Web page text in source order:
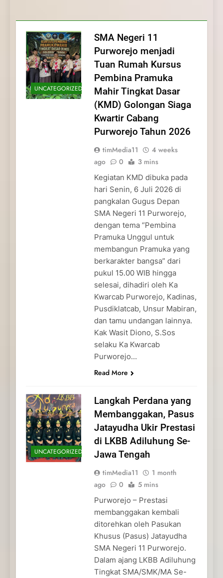
dan Pengabdian Generasi
Pramuka
Pramuka
Kepedulian
UNCATEGORIZED
SMA Negeri 11
Purworejo menjadi
Tuan Rumah Kursus
Pembina Pramuka
Mahir Tingkat Dasar
(KMD) Golongan Siaga
Kwartir Cabang
Purworejo Tahun 2026
timMedia11
4 weeks
ago
0 3 mins
Kegiatan KMD dibuka pada
hari Senin, 6 Juli 2026 di
pangkalan Gugus Depan
SMA Negeri 11 Purworejo,
dengan tema “Pembina
Pramuka Unggul untuk
membangun Pramuka yang
berkarakter bangsa” dari
pukul 15.00 WIB hingga
selesai, dihadiri oleh Ka
Kwarcab Purworejo, Kadinas,
Pusdiklatcab, Unsur Mabiran,
dan tamu undangan lainnya.
Kak Wasit Diono, S.Sos
selaku Ka Kwarcab
Purworejo…
Read More
UNCATEGORIZED
Langkah Perdana yang
Membanggakan, Pasus
Jatayudha Ukir Prestasi
di LKBB Adiluhung Se-
Jawa Tengah
timMedia11
1 month
ago
0 5 mins
Purworejo – Prestasi
membanggakan kembali
ditorehkan oleh Pasukan
Khusus (Pasus) Jatayudha
SMA Negeri 11 Purworejo.
Dalam ajang LKBB Adiluhung
Tingkat SMA/SMK/MA Se-